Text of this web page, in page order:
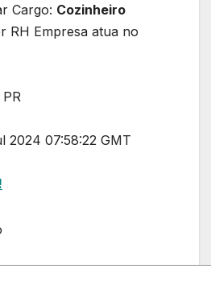
Cargo: Cozinheiro
RH Empresa atua no
2024 07:58:22 GMT